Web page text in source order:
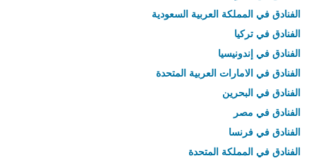
الفنادق في المملكة العربية السعودية
الفنادق في تركيا
الفنادق في إندونيسيا
الفنادق في الامارات العربية المتحدة
الفنادق في البحرين
الفنادق في مصر
الفنادق في فرنسا
الفنادق في المملكة المتحدة